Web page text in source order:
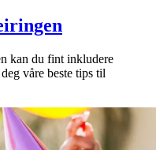
kan du fint inkludere
våre beste tips til